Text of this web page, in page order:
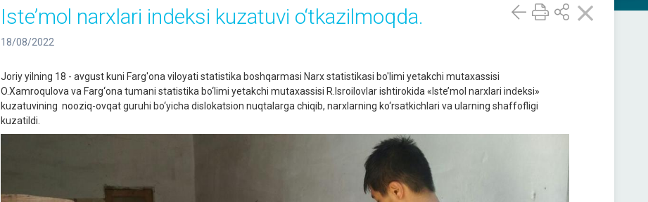
Iste’mol narxlari indeksi kuzatuvi o‘tkazilmoqda.
18/08/2022
Joriy yilning 18 - avgust kuni Farg'ona viloyati statistika boshqarmasi Narx statistikasi bo'limi yetakchi mutaxassisi
O.Xamroqulova va Farg‘ona tumani statistika bo‘limi yetakchi mutaxassisi R.Isroilovlar ishtirokida «Iste’mol narxlari indeksi»
kuzatuvining nooziq-ovqat guruhi bo‘yicha dislokatsion nuqtalarga chiqib, narxlarning ko‘rsatkichlari va ularning shaffofligi
kuzatildi.